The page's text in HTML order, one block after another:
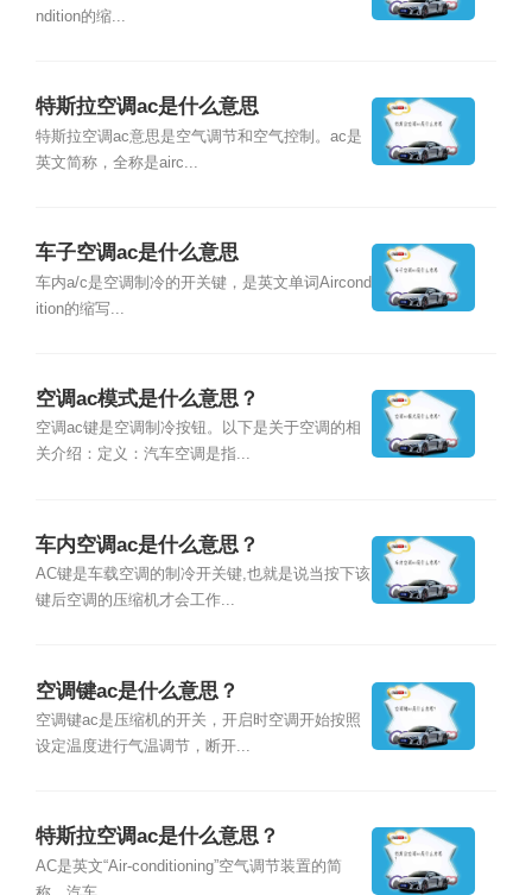
ndition的缩...
特斯拉空调ac是什么意思
特斯拉空调ac意思是空气调节和空气控制。ac是
英文简称，全称是airc...
车子空调ac是什么意思
车内a/c是空调制冷的开关键，是英文单词Aircond
ition的缩写...
空调ac模式是什么意思？
空调ac键是空调制冷按钮。以下是关于空调的相
关介绍：定义：汽车空调是指...
车内空调ac是什么意思？
AC键是车载空调的制冷开关键,也就是说当按下该
键后空调的压缩机才会工作...
空调键ac是什么意思？
空调键ac是压缩机的开关，开启时空调开始按照
设定温度进行气温调节，断开...
特斯拉空调ac是什么意思？
AC是英文“Air-conditioning”空气调节装置的简